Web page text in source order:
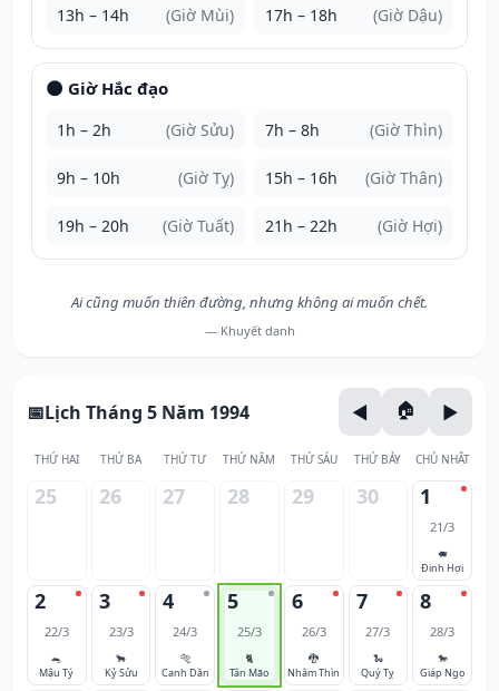
13h – 14h (Giờ Mùi) 17h – 18h (Giờ Dậu)
🌑 Giờ Hắc đạo
1h – 2h (Giờ Sửu) 7h – 8h (Giờ Thìn)
9h – 10h (Giờ Tỵ) 15h – 16h (Giờ Thân)
19h – 20h (Giờ Tuất) 21h – 22h (Giờ Hợi)
Ai cũng muốn thiên đường, nhưng không ai muốn chết.
— Khuyết danh
Lịch Tháng 5 Năm 1994
THỨ HAI THỨ BA THỨ TƯ THỨ NĂM THỨ SÁU THỨ BẢY CHỦ NHẬT
25 26 27 28 29 30 1
21/3
🐖
Đinh Hợi
2
22/3
🐀
Mậu Tý
3
23/3
🐂
Kỷ Sửu
4
24/3
🐅
Canh Dần
5
25/3
🐈
Tân Mão
6
26/3
🐉
Nhâm Thìn
7
27/3
🐍
Quý Tỵ
8
28/3
🐎
Giáp Ngọ